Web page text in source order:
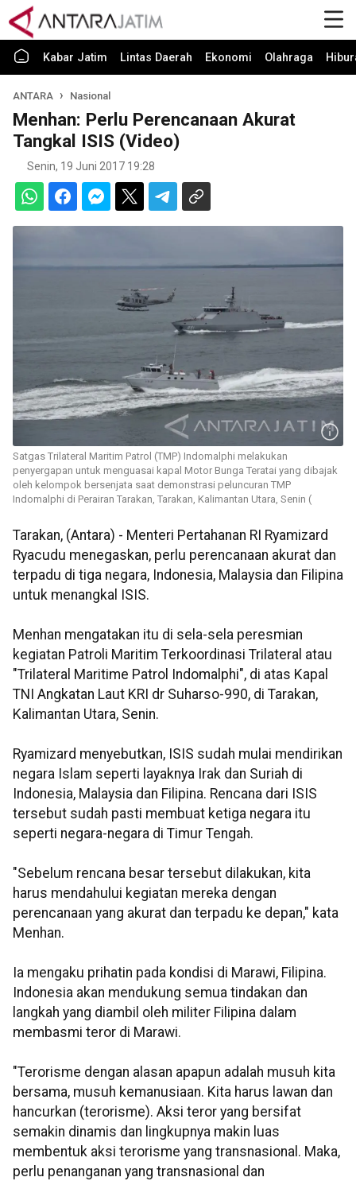
Kabar Jatim Lintas Daerah Ekonomi Olahraga
ANTARA Nasional
Menhan: Perlu Perencanaan Akurat
Tangkal ISIS (Video)
Senin, 19 Juni 2017 19:28
Satgas Trilateral Maritim Patrol (TMP) Indomalphi melakukan
penyergapan untuk menguasai kapal Motor Bunga Teratai yang dibajak
oleh kelompok bersenjata saat demonstrasi peluncuran TMP
Indomalphi di Perairan Tarakan, Tarakan, Kalimantan Utara, Senin (
Tarakan, (Antara) - Menteri Pertahanan RI Ryamizard
Ryacudu menegaskan, perlu perencanaan akurat dan
terpadu di tiga negara, Indonesia, Malaysia dan Filipina
untuk menangkal ISIS.
Menhan mengatakan itu di sela-sela peresmian
kegiatan Patroli Maritim Terkoordinasi Trilateral atau
"Trilateral Maritime Patrol Indomalphi", di atas Kapal
TNI Angkatan Laut KRI dr Suharso-990, di Tarakan,
Kalimantan Utara, Senin.
Ryamizard menyebutkan, ISIS sudah mulai mendirikan
negara Islam seperti layaknya Irak dan Suriah di
Indonesia, Malaysia dan Filipina. Rencana dari ISIS
tersebut sudah pasti membuat ketiga negara itu
seperti negara-negara di Timur Tengah.
"Sebelum rencana besar tersebut dilakukan, kita
harus mendahului kegiatan mereka dengan
perencanaan yang akurat dan terpadu ke depan," kata
Menhan.
Ia mengaku prihatin pada kondisi di Marawi, Filipina.
Indonesia akan mendukung semua tindakan dan
langkah yang diambil oleh militer Filipina dalam
membasmi teror di Marawi.
"Terorisme dengan alasan apapun adalah musuh kita
bersama, musuh kemanusiaan. Kita harus lawan dan
hancurkan (terorisme). Aksi teror yang bersifat
semakin dinamis dan lingkupnya makin luas
membentuk aksi terorisme yang transnasional. Maka,
perlu penanganan yang transnasional dan